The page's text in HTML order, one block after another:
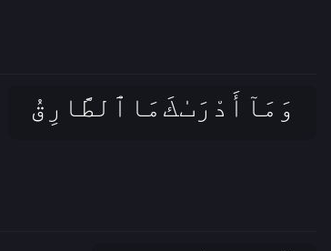
وَمَآ أَدْرَٮٰكَ مَا ٱلطَّارِقُ